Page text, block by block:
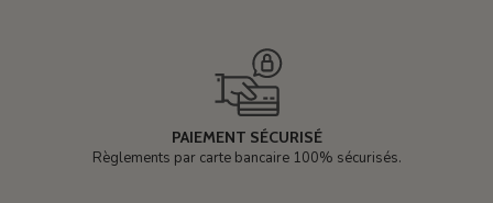
PAIEMENT SÉCURISÉ
Règlements par carte bancaire 100% sécurisés.